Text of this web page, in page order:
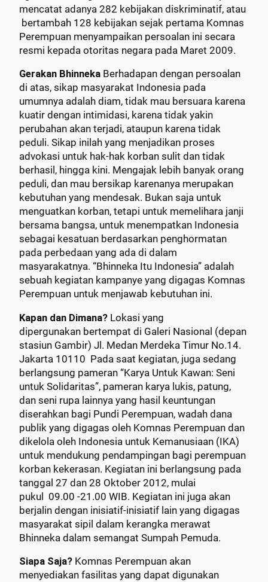
mencatat adanya 282 kebijakan diskriminatif, atau
bertambah 128 kebijakan sejak pertama Komnas
Perempuan menyampaikan persoalan ini secara
resmi kepada otoritas negara pada Maret 2009.
Gerakan Bhinneka Berhadapan dengan persoalan
di atas, sikap masyarakat Indonesia pada
umumnya adalah diam, tidak mau bersuara karena
kuatir dengan intimidasi, karena tidak yakin
perubahan akan terjadi, ataupun karena tidak
peduli. Sikap inilah yang menjadikan proses
advokasi untuk hak-hak korban sulit dan tidak
berhasil, hingga kini. Mengajak lebih banyak orang
peduli, dan mau bersikap karenanya merupakan
kebutuhan yang mendesak. Bukan saja untuk
menguatkan korban, tetapi untuk memelihara janji
bersama bangsa, untuk menempatkan Indonesia
sebagai kesatuan berdasarkan penghormatan
pada perbedaan yang ada di dalam
masyarakatnya. “Bhinneka Itu Indonesia” adalah
sebuah kegiatan kampanye yang digagas Komnas
Perempuan untuk menjawab kebutuhan ini.
Kapan dan Dimana? Lokasi yang
dipergunakan bertempat di Galeri Nasional (depan
stasiun Gambir) Jl. Medan Merdeka Timur No.14.
Jakarta 10110 Pada saat kegiatan, juga sedang
berlangsung pameran “Karya Untuk Kawan: Seni
untuk Solidaritas”, pameran karya lukis, patung,
dan seni rupa lainnya yang hasil keuntungan
diserahkan bagi Pundi Perempuan, wadah dana
publik yang digagas oleh Komnas Perempuan dan
dikelola oleh Indonesia untuk Kemanusiaan (IKA)
untuk mendukung pendampingan bagi perempuan
korban kekerasan. Kegiatan ini berlangsung pada
tanggal 27 dan 28 Oktober 2012, mulai
pukul 09.00 -21.00 WIB. Kegiatan ini juga akan
berjalin dengan inisiatif-inisiatif lain yang digagas
masyarakat sipil dalam kerangka merawat
Bhinneka dalam semangat Sumpah Pemuda.
Siapa Saja? Komnas Perempuan akan
menyediakan fasilitas yang dapat digunakan